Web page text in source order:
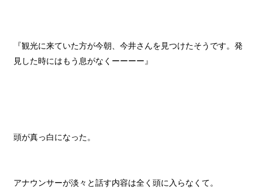
『観光に来ていた方が今朝、今井さんを見つけたそうです。発
見した時にはもう息がなくーーーー』
頭が真っ白になった。
アナウンサーが淡々と話す内容は全く頭に入らなくて。